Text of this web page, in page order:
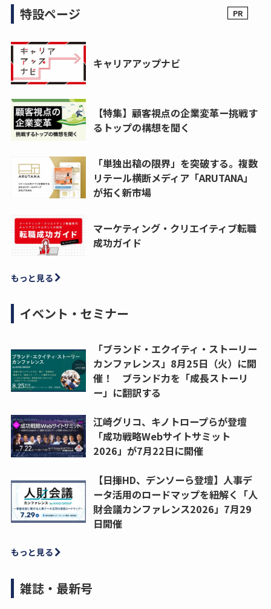
特設ページ
キャリアアップナビ
【特集】顧客視点の企業変革ー挑戦す
るトップの構想を聞く
「単独出稿の限界」を突破する。複数
リテール横断メディア「ARUTANA」
が拓く新市場
マーケティング・クリエイティブ転職
成功ガイド
もっと見る
イベント・セミナー
「ブランド・エクイティ・ストーリー
カンファレンス」8月25日（火）に開
催！ ブランド力を「成長ストーリ
ー」に翻訳する
江崎グリコ、キノトロープらが登壇
「成功戦略Webサイトサミット
2026」が7月22日に開催
【日揮HD、デンソーら登壇】人事デ
ータ活用のロードマップを紐解く「人
財会議カンファレンス2026」7月29
日開催
もっと見る
雑誌・最新号